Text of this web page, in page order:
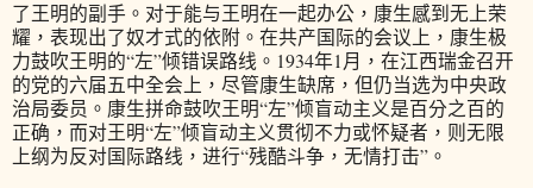
了王明的副手。对于能与王明在一起办公，康生感到无上荣
耀，表现出了奴才式的依附。在共产国际的会议上，康生极
力鼓吹王明的“左”倾错误路线。1934年1月，在江西瑞金召开
的党的六届五中全会上，尽管康生缺席，但仍当选为中央政
治局委员。康生拼命鼓吹王明“左”倾盲动主义是百分之百的
正确，而对王明“左”倾盲动主义贯彻不力或怀疑者，则无限
上纲为反对国际路线，进行“残酷斗争，无情打击”。